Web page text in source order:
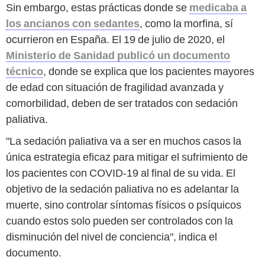
Sin embargo, estas prácticas donde se medicaba a
los ancianos con sedantes, como la morfina, sí
ocurrieron en España. El 19 de julio de 2020, el
Ministerio de Sanidad publicó un documento
técnico, donde se explica que los pacientes mayores
de edad con situación de fragilidad avanzada y
comorbilidad, deben de ser tratados con sedación
paliativa.
"La sedación paliativa va a ser en muchos casos la
única estrategia eficaz para mitigar el sufrimiento de
los pacientes con COVID-19 al final de su vida. El
objetivo de la sedación paliativa no es adelantar la
muerte, sino controlar síntomas físicos o psíquicos
cuando estos solo pueden ser controlados con la
disminución del nivel de conciencia", indica el
documento.